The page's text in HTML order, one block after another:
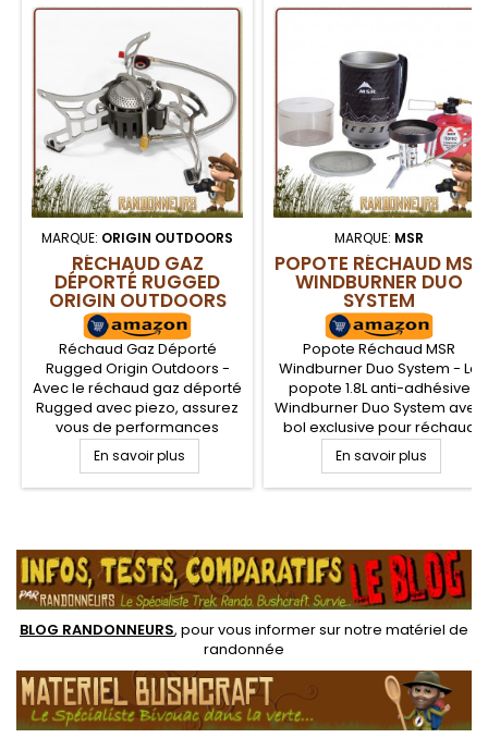
MARQUE: ORIGIN OUTDOORS
RÉCHAUD GAZ
DÉPORTÉ RUGGED
ORIGIN OUTDOORS
Réchaud Gaz Déporté
Rugged Origin Outdoors -
Avec le réchaud gaz déporté
Rugged avec piezo, assurez
vous de performances
efficaces au camping et en
randonnée lors de la cuisson
de vos aliments. Puissance
déporté permettant une
meilleure stabilité et
l'utilisation de popotes pour 4
personnes. Système de...
En savoir plus
MARQUE: MSR
POPOTE RÉCHAUD MSR
WINDBURNER DUO
SYSTEM
Popote Réchaud MSR
Windburner Duo System - La
popote 1.8L anti-adhésive
Windburner Duo System avec
bol exclusive pour réchaud
Windburner MSR est une
combinaison entre de
l'aluminium hard anodisé
poids plume. Brûleur tête
radiante windburner avec
coupe vent
En savoir plus
BLOG RANDONNEURS, pour vous informer sur notre matériel de
randonnée